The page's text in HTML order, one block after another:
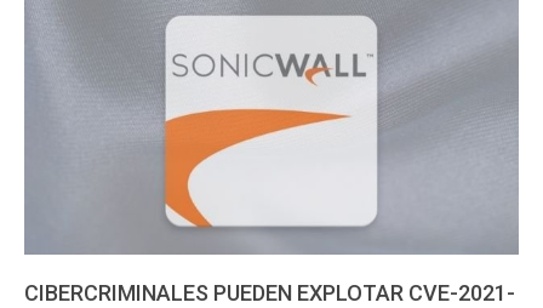
CIBERCRIMINALES PUEDEN EXPLOTAR CVE-2021-